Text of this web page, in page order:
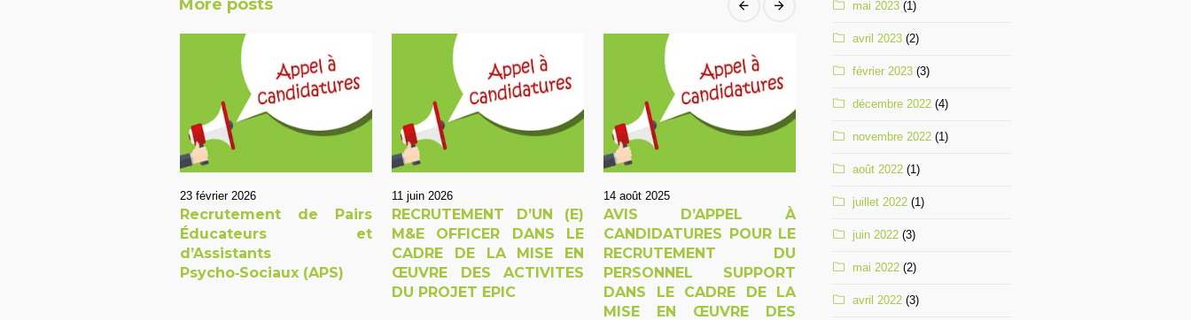
More posts
23 février 2026
Recrutement de Pairs
Éducateurs et
d’Assistants
Psycho‑Sociaux (APS)
11 juin 2026
RECRUTEMENT D’UN (E)
M&E OFFICER DANS LE
CADRE DE LA MISE EN
ŒUVRE DES ACTIVITES
DU PROJET EPIC
14 août 2025
AVIS D’APPEL À
CANDIDATURES POUR LE
RECRUTEMENT DU
PERSONNEL SUPPORT
DANS LE CADRE DE LA
MISE EN ŒUVRE DES
2 avril 2025
communautaire : un plan
mai 2023(1)
avril 2023(2)
février 2023(3)
décembre 2022(4)
novembre 2022(1)
août 2022(1)
juillet 2022(1)
juin 2022(3)
mai 2022(2)
avril 2022(3)